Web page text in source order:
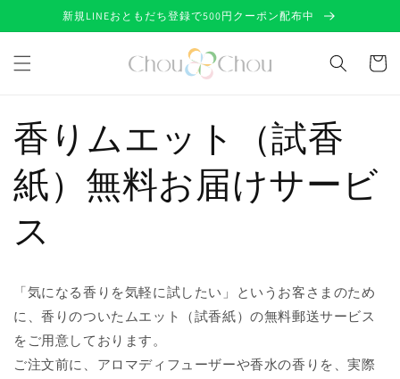
ンツに
進む
新規LINEおともだち登録で500円クーポン配布中
ー
香りムエット（試香
紙）無料お届けサービ
ス
「気になる香りを気軽に試したい」というお客さまのため
に、香りのついたムエット（試香紙）の無料郵送サービス
をご用意しております。
ご注文前に、アロマディフューザーや香水の香りを、実際